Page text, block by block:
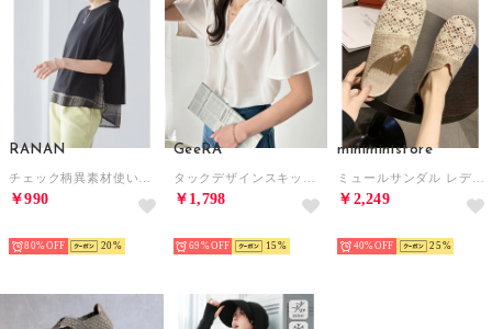
RANAN
￥990
80% 20
GeeRA
￥1,798
69% 15
miniministore
￥2,249
40% 25